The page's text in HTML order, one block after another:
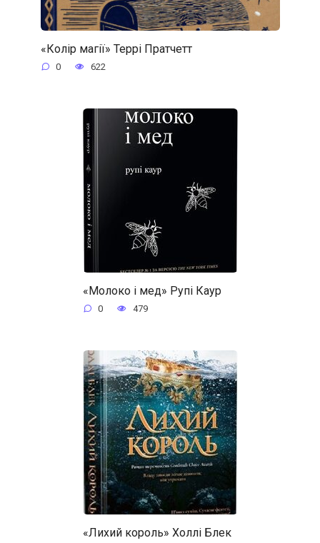
«Колір магії» Террі Пратчетт
0 622
«Молоко і мед» Рупі Каур
0 479
«Лихий король» Холлі Блек